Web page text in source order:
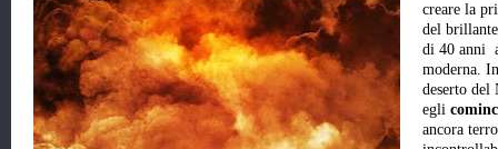
creare la
del
di 40 anni
moderna.
deserto del
egli
ancora